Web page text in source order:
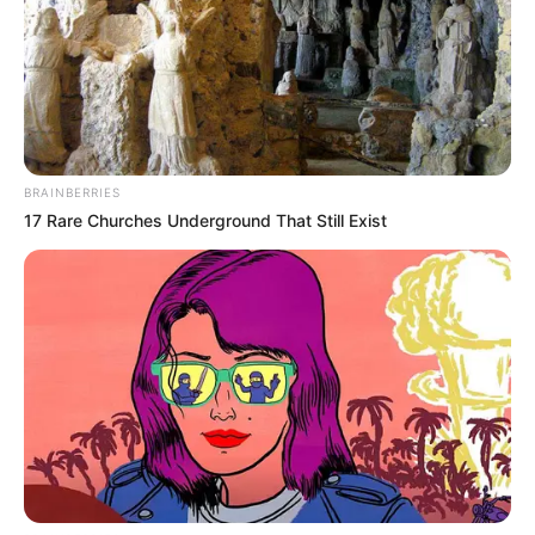
De acordo com o Ipem, o objetivo é verificar se a leitura dos
radares está em conformidade com a velocidade permitida na via
pública,
bem como se a velocidade que o radar marca dos veículos está
correta e de acordo com a legislação
O Ipem-SP (Instituto de Pesos e Medidas do Estado de
São Paulo), autarquia do Governo do Estado, vinculada à
BRAINBERRIES
17 Rare Churches Underground That Still Exist